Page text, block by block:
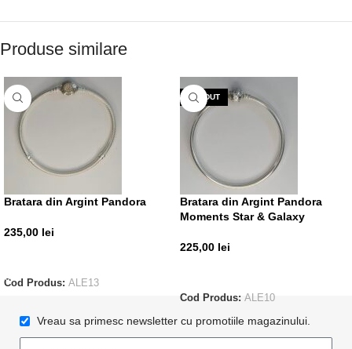
Produse similare
Bratara din Argint Pandora
235,00 lei
Cod Produs: ALE13
VÂNDUT
Bratara din Argint Pandora
Moments Star & Galaxy
225,00 lei
Cod Produs: ALE10
Vreau sa primesc newsletter cu promotiile magazinului.